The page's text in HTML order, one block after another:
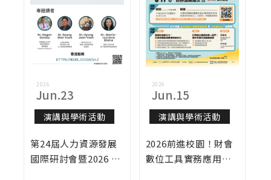
2026
Jun.23
演講與學術活動
第24屆人力資源發展
國際研討會暨2026 AI
2026
Jun.15
演講與學術活動
2026前進校園！財會
數位工具實務應用線